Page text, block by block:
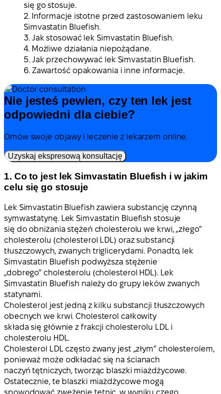
się go stosuje.
2. Informacje istotne przed zastosowaniem leku
Simvastatin Bluefish.
3. Jak stosować lek Simvastatin Bluefish.
4. Możliwe działania niepożądane.
5. Jak przechowywać lek Simvastatin Bluefish.
6. Zawartość opakowania i inne informacje.
Nie jesteś pewien, czy ten lek jest
odpowiedni dla ciebie?
Omów swoje objawy i leczenie z lekarzem online.
Uzyskaj ekspresową konsultację
1. Co to jest lek Simvastatin Bluefish i w jakim
celu się go stosuje
Lek Simvastatin Bluefish zawiera substancję czynną
symwastatynę. Lek Simvastatin Bluefish stosuje
się do obniżania stężeń cholesterolu we krwi, „złego”
cholesterolu (cholesterol LDL) oraz substancji
tłuszczowych, zwanych triglicerydami. Ponadto, lek
Simvastatin Bluefish podwyższa stężenie
„dobrego” cholesterolu (cholesterol HDL). Lek
Simvastatin Bluefish należy do grupy leków zwanych
statynami.
Cholesterol jest jedną z kilku substancji tłuszczowych
obecnych we krwi. Cholesterol całkowity
składa się głównie z frakcji cholesterolu LDL i
cholesterolu HDL.
Cholesterol LDL często zwany jest „złym” cholesterolem,
ponieważ może odkładać się na ścianach
naczyń tętniczych, tworząc blaszki miażdżycowe.
Ostatecznie, te blaszki miażdżycowe mogą
spowodować zwężenie tętnic, w wyniku czego